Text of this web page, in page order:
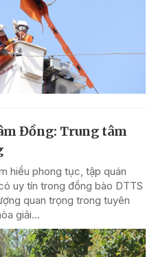
Đồng: Trung tâm
hiểu phong tục, tập quán
uy tín trong đồng bào DTTS
quan trọng trong tuyên
giải...